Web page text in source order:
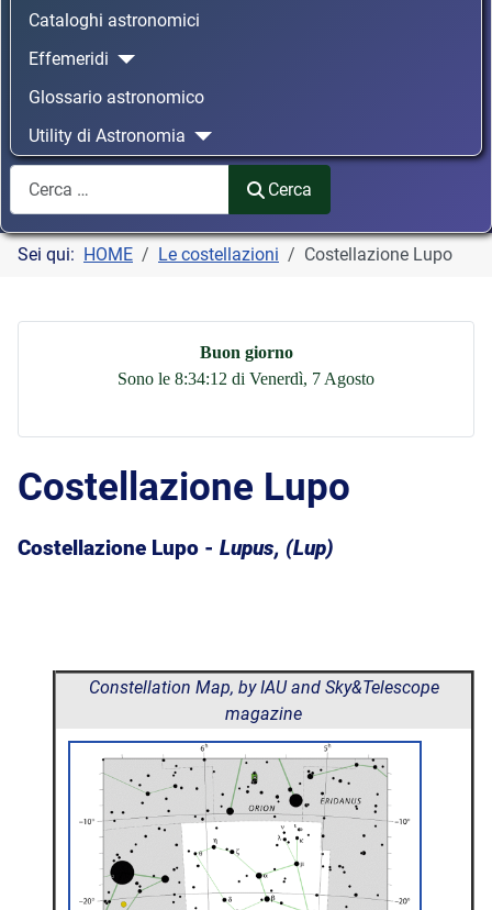
Cataloghi astronomici
Effemeridi
Glossario astronomico
Utility di Astronomia
Cerca
Cerca
Sei qui: HOME Le costellazioni Costellazione Lupo
Buon giorno
Sono le 8:34:13 di Venerdì, 7 Agosto
Costellazione Lupo
Costellazione Lupo - Lupus, (Lup)
Constellation Map, by IAU and Sky&Telescope
magazine